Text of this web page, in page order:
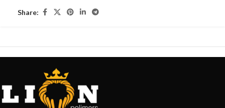
Share: